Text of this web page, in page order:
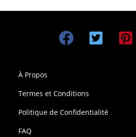
À Propos
Termes et Conditions
Politique de Confidentialité
FAQ